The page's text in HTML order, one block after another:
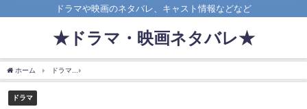
ドラマや映画のネタバレ、キャスト情報などなど
★ドラマ・映画ネタバレ★
ホーム ドラマ
ドラマ